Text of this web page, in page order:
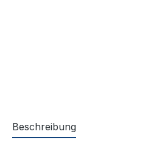
Beschreibung